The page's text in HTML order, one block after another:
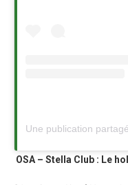
Une publication
OSA – Stella Club : Le